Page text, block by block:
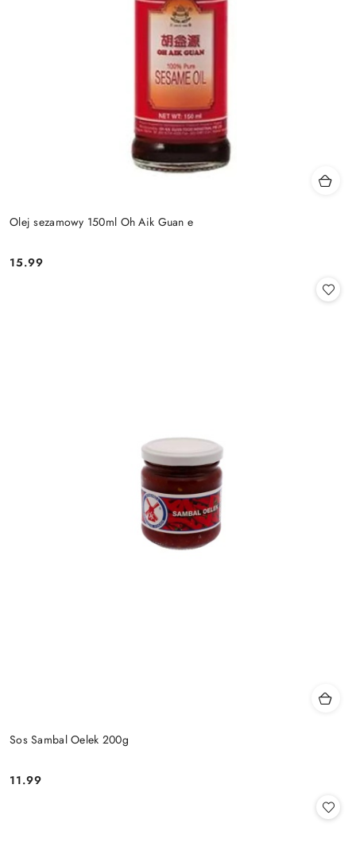
Olej sezamowy 150ml Oh Aik Guan e
Cena:
15.99
Sos Sambal Oelek 200g
Cena:
11.99